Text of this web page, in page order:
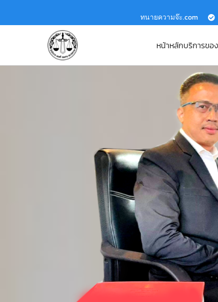
ทนายความจ๊ะ.com
หน้าหลักบริการขอ